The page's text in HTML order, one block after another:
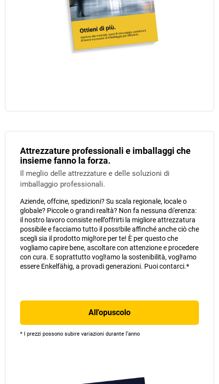
Attrezzature professionali e imballaggi che
insieme fanno la forza.
Il meglio delle attrezzature e delle soluzioni di
imballaggio professionali.
Aziende, offcine, spedizioni? Su scala regionale, locale o
globale? Piccole o grandi realtà? Non fa nessuna di'erenza:
il nostro lavoro consiste nell’offrirti la migliore attrezzatura
possibile e facciamo tutto il poss!bile affinché anche ciò che
scegli sia il prodotto migl!ore per te! È per questo che
vogliamo capire bene, ascoltare con attenzione e procedere
con cura. E soprattutto vogl!amo la sostenibilità, vogl!amo
essere Enkelfähig, a provadi generazioni. Puoi contarci.*
All'opuscolo
* I prezzi possono subire variazioni durante l’anno